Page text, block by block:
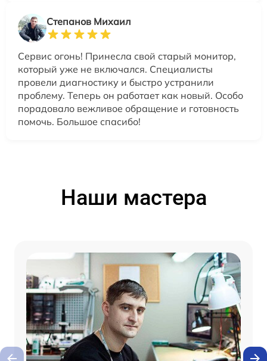
Степанов Михаил
Сервис огонь! Принесла свой старый монитор,
который уже не включался. Специалисты
провели диагностику и быстро устранили
проблему. Теперь он работает как новый. Особо
порадовало вежливое обращение и готовность
помочь. Большое спасибо!
Наши мастера